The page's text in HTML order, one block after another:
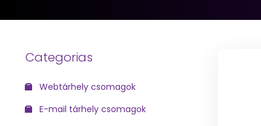
Categorias
Webtárhely csomagok
E-mail tárhely csomagok